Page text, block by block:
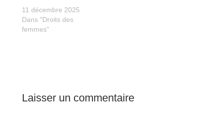
11 décembre 2025
Dans "Droits des
femmes"
Laisser un commentaire